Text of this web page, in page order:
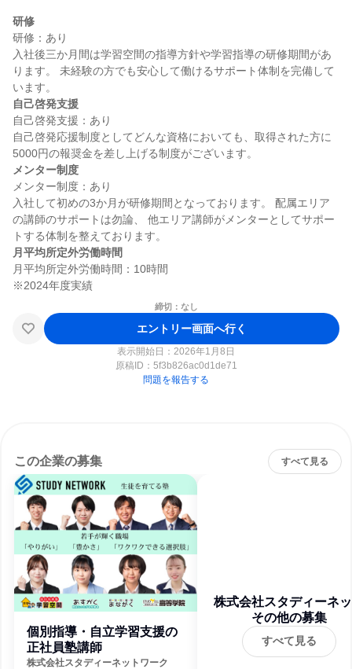
研修
研修：あり
入社後三か月間は学習空間の指導方針や学習指導の研修期間があ
ります。 未経験の方でも安心して働けるサポート体制を完備して
自己啓発支援
自己啓発支援：あり
自己啓発応援制度としてどんな資格においても、取得された方に
メンター制度
メンター制度：あり
入社して初めの3か月が研修期間となっております。 配属エリア
の講師のサポートは勿論、 他エリア講師がメンターとしてサポー
月平均所定外労働時間
月平均所定外労働時間：10時間
締切：なし
エントリー画面へ行く
表示開始日：2026年1月8日
原稿ID： 5f3b826ac0d1de71
問題を報告する
この企業の募集 すべて見る
個別指導・自立学習支援の
正社員塾講師
株式会社スタディーネットワーク
株式会社スタディーネ
ワーク
その他の募集
すべて見る